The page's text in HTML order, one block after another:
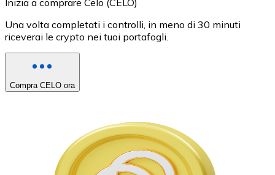
Una volta completati i controlli, in meno di 30 minuti
riceverai le crypto nei tuoi portafogli.
Compra CELO ora